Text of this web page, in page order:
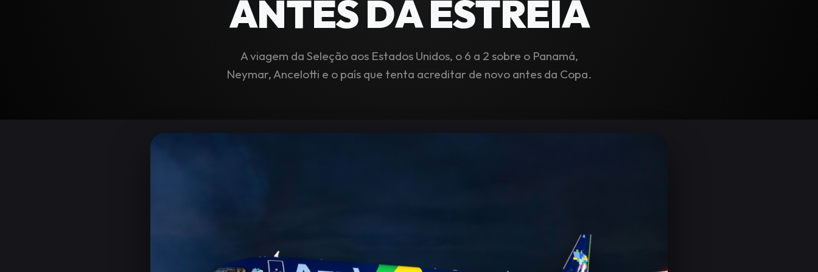
ANTES DA ESTREIA
A viagem da Seleção aos Estados Unidos, o 6 a 2 sobre o Panamá,
Neymar, Ancelotti e o país que tenta acreditar de novo antes da Copa.